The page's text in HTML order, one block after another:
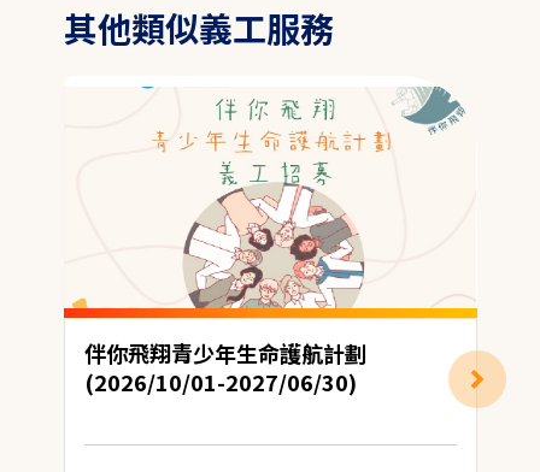
其他類似義工服務
伴你飛翔青少年生命護航計劃
(2026/10/01-2027/06/30)